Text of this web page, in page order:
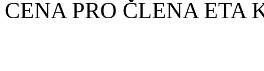
CENA PRO ČLENA ETA